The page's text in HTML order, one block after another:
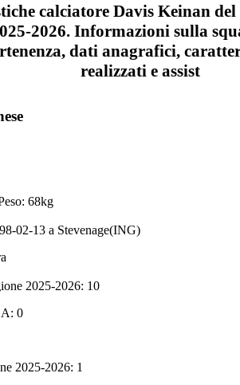
calciatore Davis Keinan
2026. Informazioni sulla
dati anagrafici,
realizzati e assist
68kg
02-13 a Stevenage(ING)
2025-2026: 10
0
2025-2026: 1